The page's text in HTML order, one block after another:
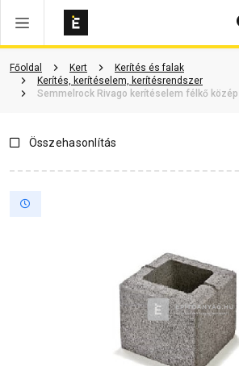
Főoldal Kert
Kerítés és falak
Kerítés, kerítéselem, kerítésrendszer
Semmelrock Rivago kerítéselem félkő
Vásárlói vélemények Kérdések és válaszok
Összehasonlítás